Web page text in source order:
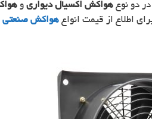
دو نوع هواکش اکسیال دیواری و
اطلاع از قیمت انواع هواکش صنعتی